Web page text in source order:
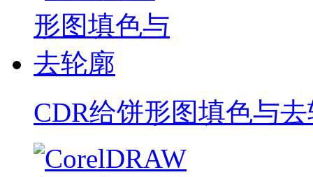
CDR给饼形图填色与